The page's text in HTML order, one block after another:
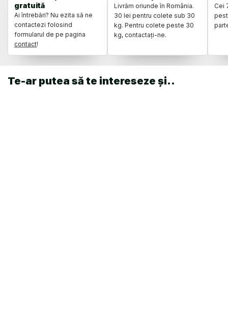
gratuită
Ai întrebări? Nu ezita să ne
contactezi folosind
formularul de pe pagina
contact!
Livrăm oriunde în România.
30 lei pentru colete sub 30
kg. Pentru colete peste 30
kg, contactați-ne.
Cei
Te-ar putea să te intereseze și..